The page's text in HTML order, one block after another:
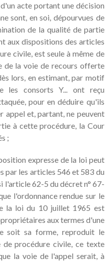
acte portant une décision
sont, en soi, dépourvues de
de la qualité de partie
aux dispositions des articles
civile, est seule à même de
la voie de recours offerte
lors, en estimant, par motif
les consorts Y... ont reçu
pour en déduire qu'ils
appel et, partant, ne peuvent
à cette procédure, la Cour
;
expresse de la loi peut
par les articles 546 et 583 du
l'article 62-5 du décret n° 67-
l'ordonnance rendue sur le
la loi du 10 juillet 1965 est
aux termes d'une
soit sa forme, reproduit le
procédure civile, ce texte
la voie de l'appel serait, à